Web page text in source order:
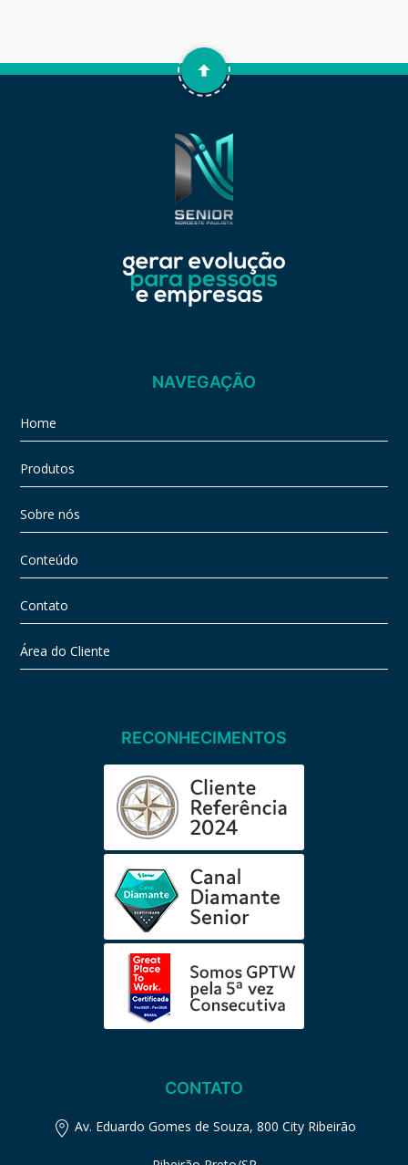
NAVEGAÇÃO
Home
Produtos
Sobre nós
Conteúdo
Contato
Área do Cliente
RECONHECIMENTOS
CONTATO
Av. Eduardo Gomes de Souza, 800 City Ribeirão